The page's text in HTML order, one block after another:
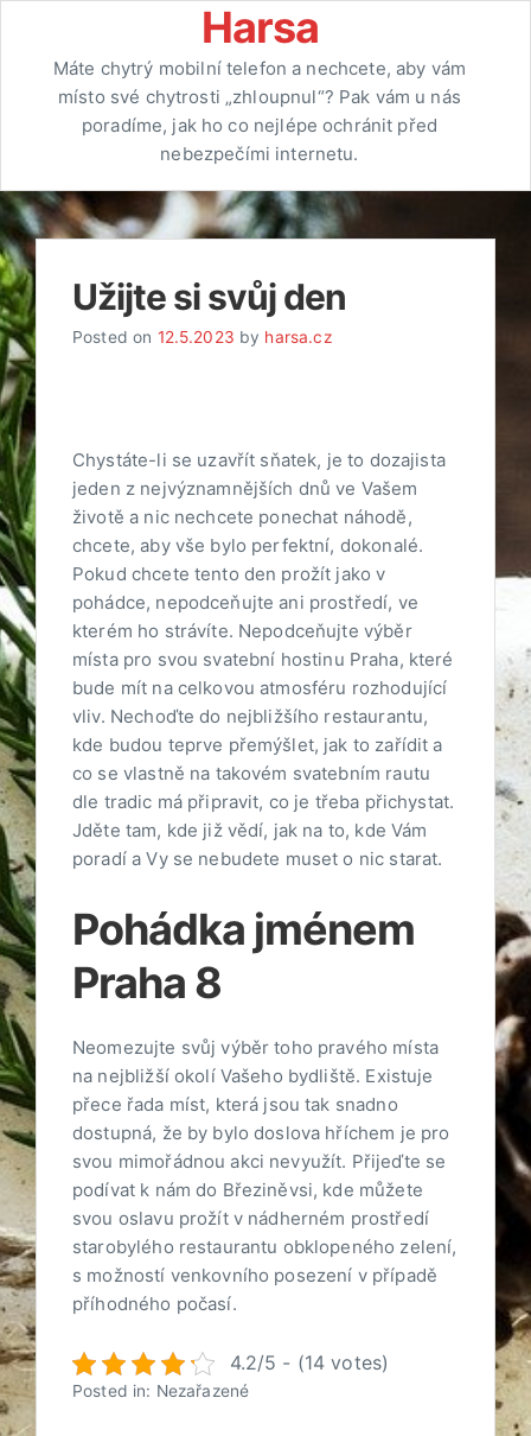
content
Harsa
Máte chytrý mobilní telefon a nechcete, aby vám
místo své chytrosti „zhloupnul“? Pak vám u nás
poradíme, jak ho co nejlépe ochránit před
nebezpečími internetu.
Užijte si svůj den
Posted on 12.5.2023 by harsa.cz
Chystáte-li se uzavřít sňatek, je to dozajista
jeden z nejvýznamnějších dnů ve Vašem
životě a nic nechcete ponechat náhodě,
chcete, aby vše bylo perfektní, dokonalé.
Pokud chcete tento den prožít jako v
pohádce, nepodceňujte ani prostředí, ve
kterém ho strávíte. Nepodceňujte výběr
místa pro svou svatební hostinu Praha, které
bude mít na celkovou atmosféru rozhodující
vliv. Nechoďte do nejbližšího restaurantu,
kde budou teprve přemýšlet, jak to zařídit a
co se vlastně na takovém svatebním rautu
dle tradic má připravit, co je třeba přichystat.
Jděte tam, kde již vědí, jak na to, kde Vám
poradí a Vy se nebudete muset o nic starat.
Pohádka jménem
Praha 8
Neomezujte svůj výběr toho pravého místa
na nejbližší okolí Vašeho bydliště. Existuje
přece řada míst, která jsou tak snadno
dostupná, že by bylo doslova hříchem je pro
svou mimořádnou akci nevyužít. Přijeďte se
podívat k nám do Březiněvsi, kde můžete
svou oslavu prožít v nádherném prostředí
starobylého restaurantu obklopeného zelení,
s možností venkovního posezení v případě
příhodného počasí.
4.2/5 - (14 votes)
Posted in: Nezařazené